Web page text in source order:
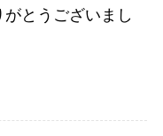
とうございまし